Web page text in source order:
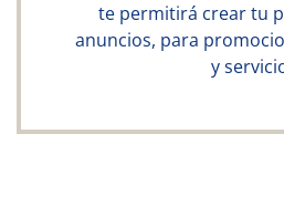
te permitirá crear tu
anuncios, para
y